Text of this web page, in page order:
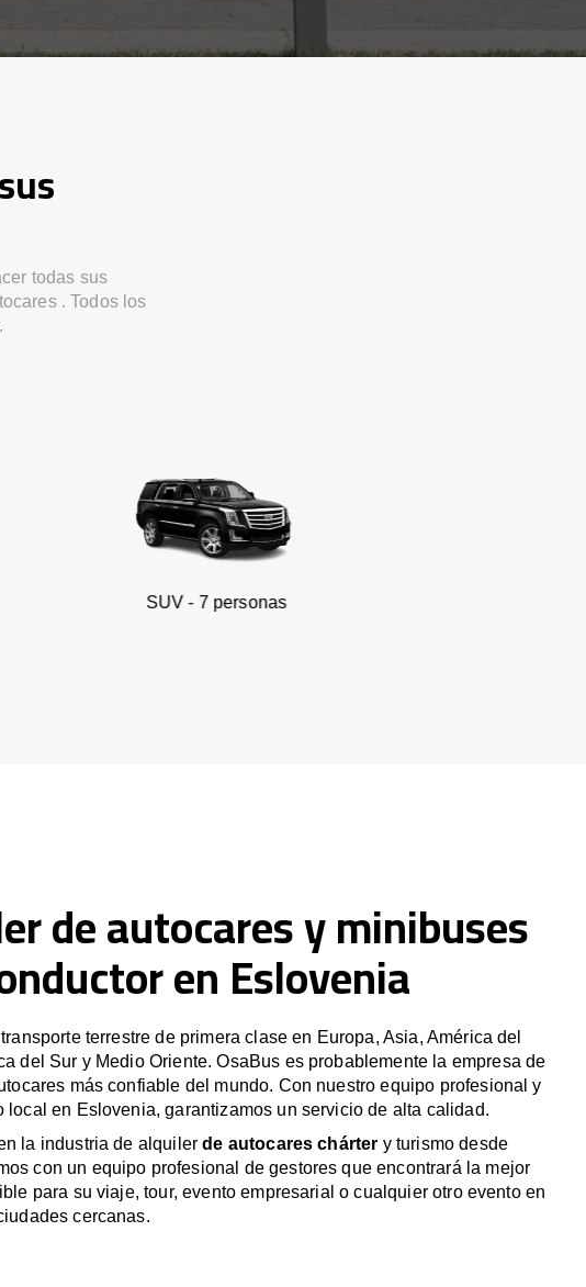
todas sus
. Todos los
SUV - 7 personas
de autocares y minibuses
en Eslovenia
terrestre de primera clase en Europa, Asia, América del
del Sur y Medio Oriente. OsaBus es probablemente la empresa de
más confiable del mundo. Con nuestro equipo profesional y
local en Eslovenia, garantizamos un servicio de alta calidad.
la industria de alquilerde autocares chárter y turismo desde
con un equipo profesional de gestores que encontrará la mejor
para su viaje, tour, evento empresarial o cualquier otro evento en
cercanas.